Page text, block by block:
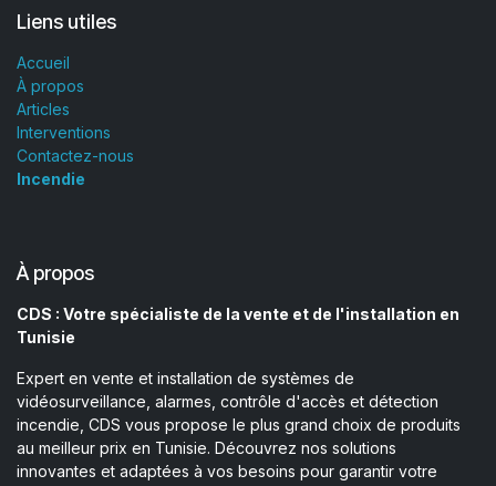
Liens utiles
Accueil
À propos
Articles
Interventions
Contactez-nous
Incendie
À propos
CDS : Votre spécialiste de la vente et de l'installation en
Tunisie
Expert en vente et installation de systèmes de
vidéosurveillance, alarmes, contrôle d'accès et détection
incendie, CDS vous propose le plus grand choix de produits
au meilleur prix en Tunisie. Découvrez nos solutions
innovantes et adaptées à vos besoins pour garantir votre